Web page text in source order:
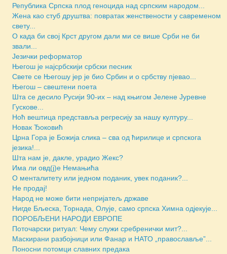
Репуб­ли­ка Српска плод геноцида над српским народом...
Жена као стуб друштва: повратак женствености у савременом
свету...
О када би свој Крст другом дали ми се више Срби не би
звали...
Језички реформатор
Његош је најсрбскији србски песник
Свете се Његошу јер је био Србин и о србству пјевао...
Његош – свештени поета
Шта се десило Русији 90-их – над књигом Јелене Јуревне
Гускове...
Ноћ вештица представља регресију за нашу културу...
Новак Ђоковић
Црна Гора је Божија слика – сва од ћирилице и српскога
језика!...
Шта нам је, дакле, урадио Жекс?
Има ли овд(ј)е Немањића
О менталитету или једном поданик, увек поданик?...
Не продај!
Народ не може бити непријатељ државе
Нигде Бљеска, Торнада, Олује, само српска Химна одјекује...
ПОРОБЉЕНИ НАРОДИ ЕВРОПЕ
Поточарски ритуал: Чему служи сребренички мит?...
Маскирани разбојници или Фанар и НАТО „православље”...
Поносни потомци славних предака